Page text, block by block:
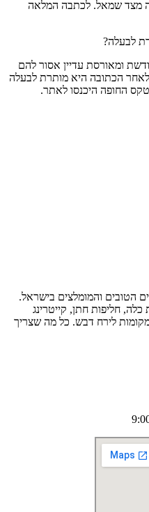
מצד שמאל. לכתבה המלאה
לבעלה?
ומאורסת עדיין אסור להם
הכתובה היא מותרת לבעלה
החופה היכנסו לאתר.
הטובים והמומלצים בישראל.
חליפות חתן, קייטרינג
לירח דבש. כל מה שצריך